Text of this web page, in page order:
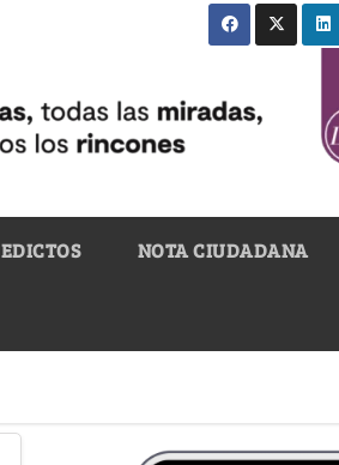
EDICTOS NOTA CIUDADANA